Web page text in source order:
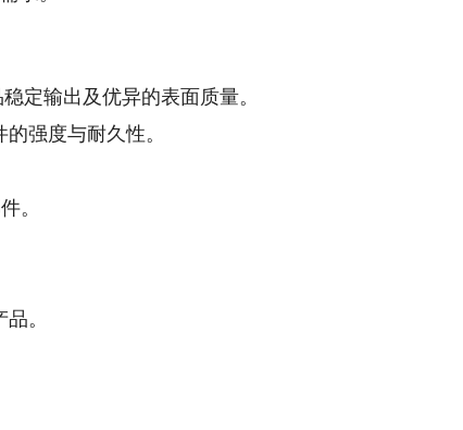
定输出及优异的表面质量。
强度与耐久性。
。
。